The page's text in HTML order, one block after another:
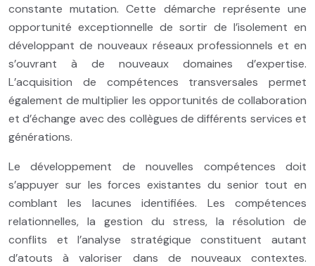
constante mutation. Cette démarche représente une
opportunité exceptionnelle de sortir de l’isolement en
développant de nouveaux réseaux professionnels et en
s’ouvrant à de nouveaux domaines d’expertise.
L’acquisition de compétences transversales permet
également de multiplier les opportunités de collaboration
et d’échange avec des collègues de différents services et
générations.
Le développement de nouvelles compétences doit
s’appuyer sur les forces existantes du senior tout en
comblant les lacunes identifiées. Les compétences
relationnelles, la gestion du stress, la résolution de
conflits et l’analyse stratégique constituent autant
d’atouts à valoriser dans de nouveaux contextes.